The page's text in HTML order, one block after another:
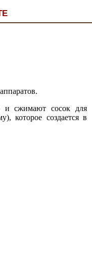
и сжимают сосок для
которое создается в